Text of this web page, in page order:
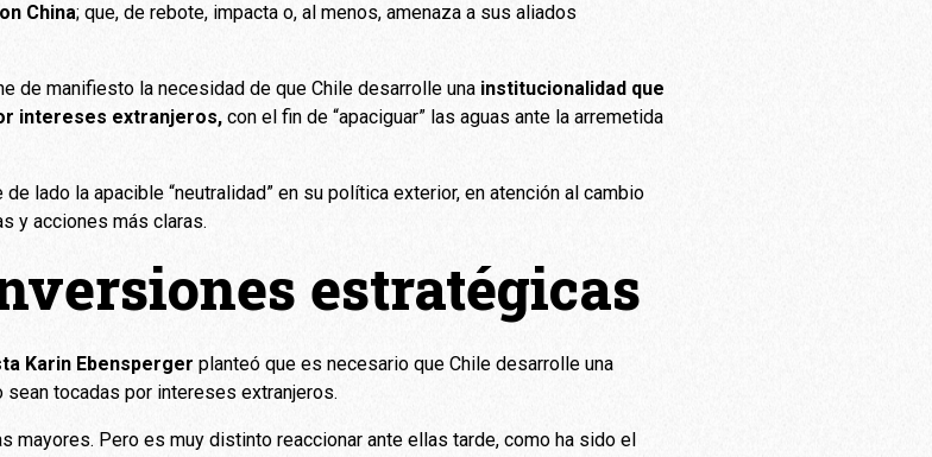
China; que, de rebote, impacta o, al menos, amenaza a sus aliados
de manifiesto la necesidad de que Chile desarrolle una institucionalidad que
intereses extranjeros, con el fin de “apaciguar” las aguas ante la arremetida
lado la apacible “neutralidad” en su política exterior, en atención al cambio
y acciones más claras.
estratégicas
Karin Ebensperger planteó que es necesario que Chile desarrolle una
tocadas por intereses extranjeros.
mayores. Pero es muy distinto reaccionar ante ellas tarde, como ha sido el